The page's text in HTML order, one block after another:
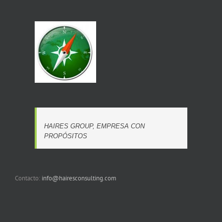
HAIRES GROUP, EMPRESA CON
PROPÓSITOS
Contacto: info@hairesconsulting.com